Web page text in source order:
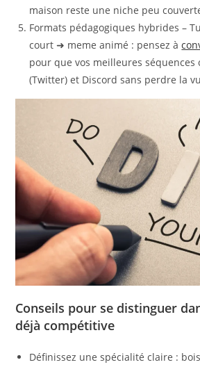
maison reste une niche peu
Formats pédagogiques hybrides –
court ➜ meme animé : pensez à
pour que vos meilleures séquences
(Twitter) et Discord sans perdre la
Conseils pour se distinguer
déjà compétitive
Définissez une spécialité claire :